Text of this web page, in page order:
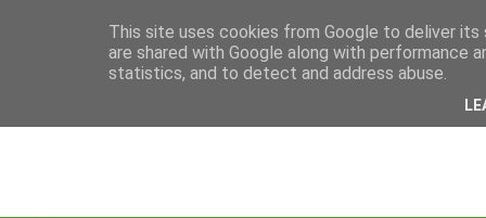
This site uses cookies from Google to deliver
are shared with Google along with performance
statistics, and to detect and address abuse.